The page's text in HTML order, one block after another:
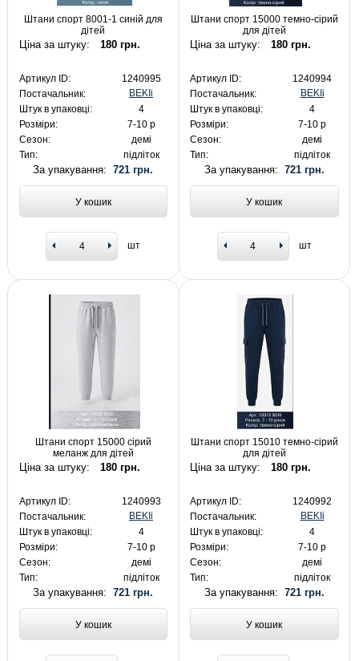
Штани спорт 8001-1 синій для
дітей
Ціна за штуку: 180 грн.
Артикул ID:
1240995
Постачальник:
BEKIi
Штук в упаковці:
4
Розміри:
7-10 р
Сезон:
демі
Тип:
підліток
За упакування:721 грн.
У кошик
шт
Штани спорт 15000 темно-сірий
для дітей
Ціна за штуку: 180 грн.
Артикул ID:
1240994
Постачальник:
BEKIi
Штук в упаковці:
4
Розміри:
7-10 р
Сезон:
демі
Тип:
підліток
За упакування: 721 грн.
У кошик
шт
Штани спорт 15000 сірий
меланж для дітей
Ціна за штуку: 180 грн.
Артикул ID:
1240993
Постачальник:
BEKIi
Штук в упаковці:
4
Розміри:
7-10 р
Сезон:
демі
Тип:
підліток
За упакування:721 грн.
У кошик
Штани спорт 15010 темно-сірий
для дітей
Ціна за штуку: 180 грн.
Артикул ID:
1240992
Постачальник:
BEKIi
Штук в упаковці:
4
Розміри:
7-10 р
Сезон:
демі
Тип:
підліток
За упакування: 721 грн.
У кошик